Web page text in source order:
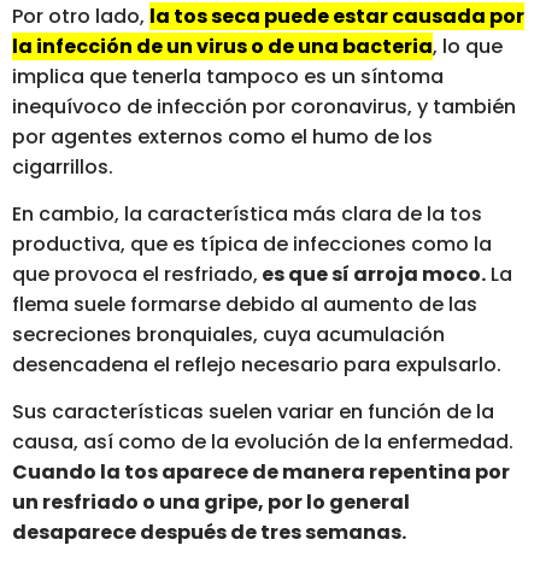
Por otro lado, la tos seca puede estar causada por
la infección de un virus o de una bacteria, lo que
implica que tenerla tampoco es un síntoma
inequívoco de infección por coronavirus, y también
por agentes externos como el humo de los
cigarrillos.
En cambio, la característica más clara de la tos
productiva, que es típica de infecciones como la
que provoca el resfriado, es que sí arroja moco. La
flema suele formarse debido al aumento de las
secreciones bronquiales, cuya acumulación
desencadena el reflejo necesario para expulsarlo.
Sus características suelen variar en función de la
causa, así como de la evolución de la enfermedad.
Cuando la tos aparece de manera repentina por
un resfriado o una gripe, por lo general
desaparece después de tres semanas.